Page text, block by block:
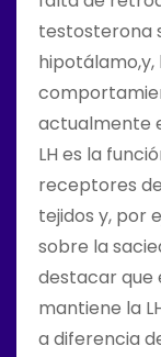
testosterona
actualmente
LH es la
receptores
tejidos y, por
sobre la
destacar que
mantiene la
a diferencia